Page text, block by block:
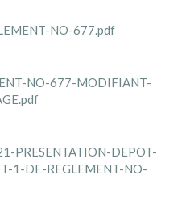
NO-677.pdf
NO-677-MODIFIANT-
PRESENTATION-DEPOT-
1-DE-REGLEMENT-NO-